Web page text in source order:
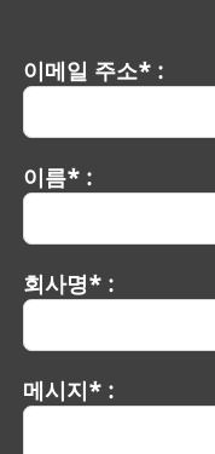
이메일 주소* :
이름* :
회사명* :
메시지* :